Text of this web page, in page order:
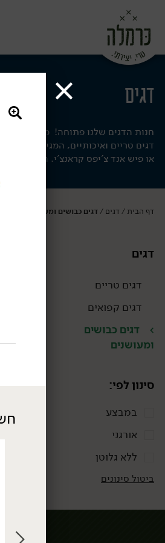
דגים
חנות הדגים שלנו פתוחה! מעכשיו
דגים טריים ואיכותיים, המגיעים
או פיש אנד צ'יפס קראנצ'י. הו-יאמי!
דף הבית /דגים /דגים כבושים ומעושנים
דגים
דגים טריים
דגים קפואים
דגים כבושים
ומעושנים
סינון לפי:
במבצע
אורגני
ללא גלוטן
ביטול סינונים